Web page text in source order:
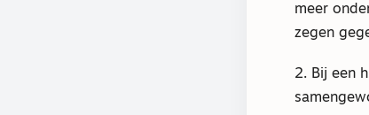
meer
zegen
2. Bij een